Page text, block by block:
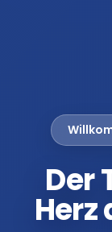
Der
Herz